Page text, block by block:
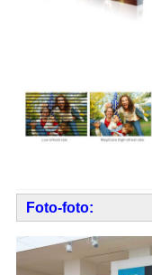
Foto-foto: